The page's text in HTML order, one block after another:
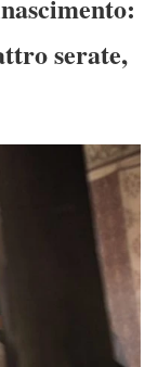
serate,